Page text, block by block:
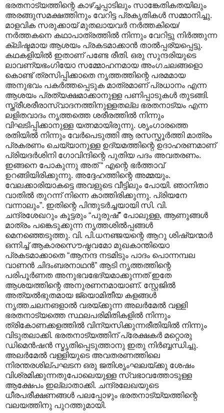
ഭരതനാട്യത്തിന്റെ കാഴ്ച്ചപ്പാടിലും സാങ്കേതികതയിലും
അരങ്ങുസമക്ഷത്തിനും വേറിട്ട പ്രകൃതികള്‍‍ സമ്മാനിച്ചു.
മാളവിക സരുക്കായ് മുതലായവര്‍ നര്‍ത്തകിയെ/
നര്‍ത്തകനെ കഥാപാത്രത്തില്‍ നിന്നും വേറിട്ടു നിര്‍ത്തുന്ന
ക്ലിഷ്ടമായ ആശയം പ്രകടമാക്കാന്‍ താല്‍പ്പര്യപ്പെട്ടു.
കഥകളിയില്‍ ഇതാണ് പണ്ടേ രീതി. ഒരു സുന്ദരിയുടെ
ലാവണ്യഭംഗിയോ സമ്മോഹനമായ അംഗചലങ്ങളൊ
കൊണ്ട് ത്രസിപ്പിക്കാതെ നൃത്തത്തിന്റെ പരമമായ
അനുഭവം പകര്‍ത്തപ്പെടുക മാത്രമാണ് പ്രധാനം എന്ന
ആശയം പ്രത്യക്ഷമാക്കാനുള്ള പണിപ്പാടുകള്‍ തുടങ്ങി.
സ്ത്രീശരീരാസ്വാദനത്തിനുള്ളതല്ല ഭരതനാട്യം എന്ന
ലളിതവാദം നൃത്തത്തെ ശരീരത്തില്‍ നിന്നും
വിഘടിപ്പിക്കാനുള്ള യത്നമായിരുന്നു. ശൃംഗാരത്തെ
രതിയില്‍ നിന്നും വേര്‍പെടുത്തി ആ രസസ്ഫൂര്‍ത്തി മാത്രം
പ്രകരണം ചെയ്യാനുള്ള ഉദ്യമത്തിന്റെ ഉദാഹരണമാണ്
പ്രിയദര്‍ശിനി ഗോവിന്ദിന്റെ പുതിയ പദം അവതരണം.
ഇങ്ങനെ പോകുന്നു അത് “ എന്റെ ഭര്‍ത്താവ്
ഉറങ്ങിയിരിക്കുന്നു. അദ്ദേഹത്തിന്റെ അമ്മയും.
വേലക്കാരിയാകട്ടെ അവളുടെ വീട്ടിലും പോയി. ഞാനിതാ
വാതില്‍ തുറന്ന് നിന്നെ കാത്തിരിക്കുന്നു. പ്രിയനേ
വന്നാലും”. ഇതിന്റെ പിന്തുടര്‍ച്ചയായി സി. വി.
ചന്ദ്രശേഖറും കൂട്ടരും “പുരുഷ്” പോലുള്ള, ആണുങ്ങള്‍
മാത്രം പങ്കെടുക്കുന്ന നൃത്തശില്‍പ്പങ്ങള്‍
മെനഞ്ഞെടുത്തു. വി. പി.ധനഞ്ജയന്റെ ആറു ശിഷ്യന്മാര്‍
ഒന്നിച്ച് ആകാരസൌഷ്ഠവമോ മുഖകാന്തിയൊ
പ്രകടമാക്കാതെ “ആനന്ദ നടമിടും പാദം പൊന്നമ്പല
വാണന്‍ ചിദംബരനാഥന്‍” ആടി നൃത്തത്തിന്റെ
പരിപൂര്‍ണത അനുഭവഭേദ്യമാക്കുന്നത് ഇതേ
ആശയത്തിന്റെ അനുരണനമായാണ്. സ്റ്റേജില്‍
അത്യല്‍ഭുതമായ ജ്യൊമിതീയ കളങ്ങള്‍
നൃത്തചലനങളാല്‍ വരയ്ക്കുന്ന അലര്‍മേല്‍ വള്ളി
ഭരതനാട്യത്തെ സ്ഥലപരിമിതികളില്‍ നിന്നും
ത്രികോണക്കളത്തില്‍ വിന്യസിക്കുന്നരീതിയില്‍ നിന്നും
വിടുതലാക്കി. ഭരതനാട്യത്തിന് പ്രേക്ഷകര്‍ മറ്റൊരു
ഡിമെന്‍ഷന്‍ സ്മൃതിപ്പെടുത്താനു ഇതു നിര്‍ബ്ബന്ധിച്ചു.
അലര്‍മേല്‍ വള്ളിയുടെ അവതരണത്തിലെ
നിരന്തരശില്പഘടന ഒരു ജതിശൃംഘലയ്ക്കു ശേഷം
വിശ്രമിക്കുന്നതുപോലെയുള്ള സ്വഭാവത്തോടുള്ള
ആക്ഷേപം ഇല്ലാതാക്കി. ചന്ദ്രലേഖയുടെ
ധീരപരീക്ഷണങ്ങള്‍ പലപ്പോഴും ഭരതനാട്യ്യത്തിന്റെ
വലയത്തിനു പുറത്തുമായി.